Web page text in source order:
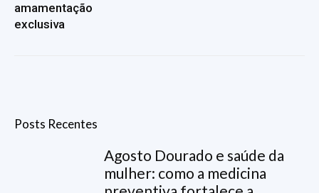
amamentação
exclusiva
Posts Recentes
Agosto Dourado e saúde da
mulher: como a medicina